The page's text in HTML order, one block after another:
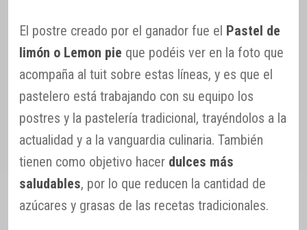
El postre creado por el ganador fue el Pastel de
limón o Lemon pie que podéis ver en la foto que
acompaña al tuit sobre estas líneas, y es que el
pastelero está trabajando con su equipo los
postres y la pastelería tradicional, trayéndolos a la
actualidad y a la vanguardia culinaria. También
tienen como objetivo hacer dulces más
saludables, por lo que reducen la cantidad de
azúcares y grasas de las recetas tradicionales.